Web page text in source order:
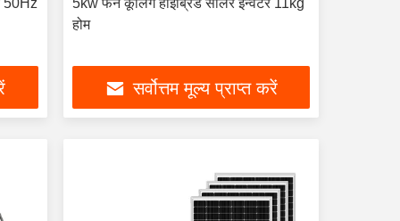
50Hz
5kw फैन कूलिंग हाइब्रिड सोलर इन्वर्टर 11kg
होम
सर्वोत्तम मूल्य प्राप्त करें